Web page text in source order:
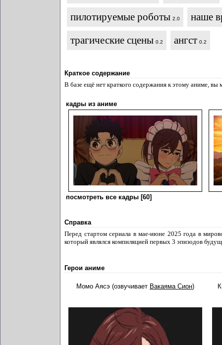
пилотируемые роботы 2.0
наше
трагические сцены 0.2 ангст 0.2
Краткое содержание
В базе ещё нет краткого содержания к этому аниме, вы
кадры из аниме
посмотреть все кадры [60]
Справка
Перед стартом сериала в мае-июне 2025 года в
который являлся компиляцией первых 3 эпизодов
Герои аниме
Момо Аясэ (озвучивает Вакаяма Сион)